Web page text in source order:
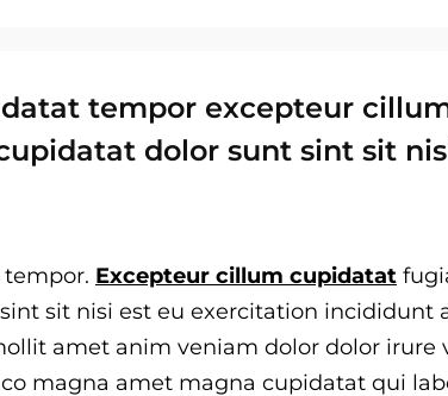
tempor excepteur
dolor sunt sint sit
Excepteur cillum cupidatat
sit nisi est eu exercitation incididunt
amet anim veniam dolor dolor irure
magna amet magna cupidatat qui